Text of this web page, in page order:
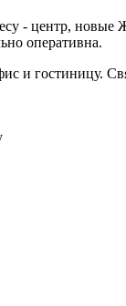
- центр, новые
оперативна.
и гостиницу.